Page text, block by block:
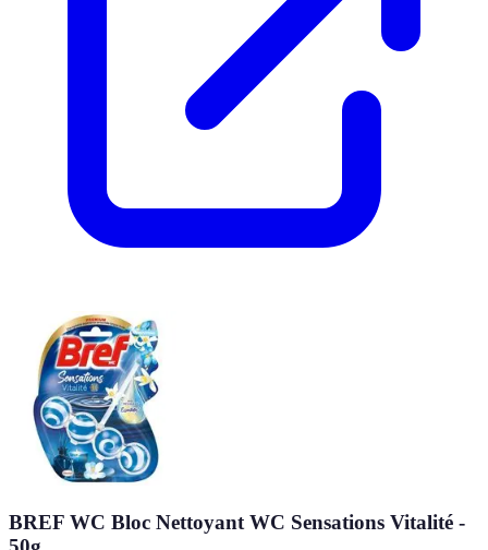
BREF WC Bloc Nettoyant WC Sensations Vitalité -